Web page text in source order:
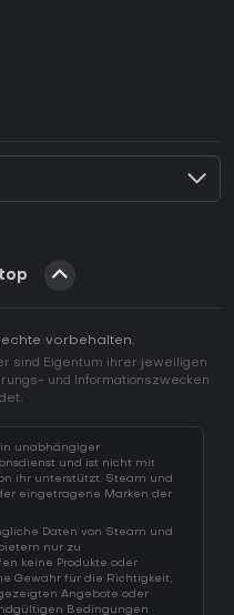
CD Key?
CD Key?
Key?
vorbehalten.
sind Eigentum ihrer jeweiligen
und Informationszwecken
unabhängiger
und ist nicht mit
ihr unterstützt. Steam und
eingetragene Marken der
Daten von Steam und
nur zu
keine Produkte oder
Gewähr für die Richtigkeit,
Angebote oder
Bedingungen